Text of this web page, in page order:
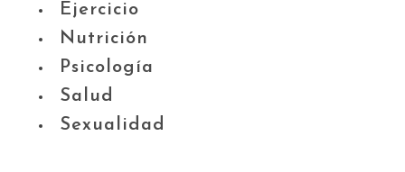
Ejercicio
Nutrición
Psicología
Salud
Sexualidad